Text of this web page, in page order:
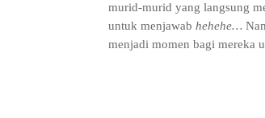
murid-murid yang langsung
untuk menjawabhehehe…
menjadi momen bagi mereka